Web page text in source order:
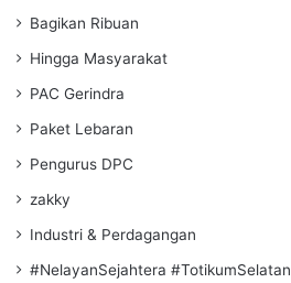
Bagikan Ribuan
Hingga Masyarakat
PAC Gerindra
Paket Lebaran
Pengurus DPC
zakky
Industri & Perdagangan
#NelayanSejahtera #TotikumSelatan